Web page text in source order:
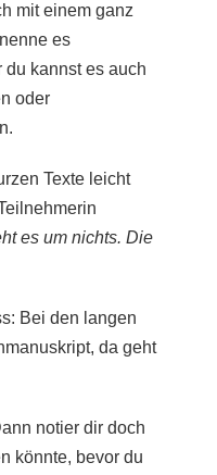
mit einem ganz
es
du kannst es auch
oder
Texte leicht
es um nichts. Die
Bei den langen
da geht
notier dir doch
könnte, bevor du